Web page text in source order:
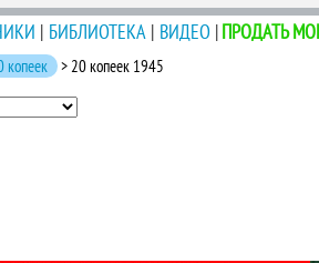
| БИБЛИОТЕКА | ВИДЕО |ПРОДАТЬ
копеек > 20 копеек 1945